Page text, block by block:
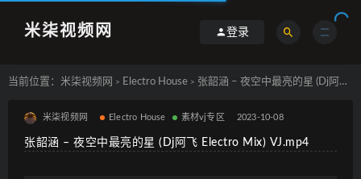
米柒视频网 登录
当前位置： 米柒视频网 > Electro House > 张韶涵 – 夜空中最亮的星 (Dj阿飞 Electro Mix) VJ.mp4
米柒视频网 Electro House 素材vj专区 2023-10-08
张韶涵 – 夜空中最亮的星 (Dj阿飞 Electro Mix) VJ.mp4